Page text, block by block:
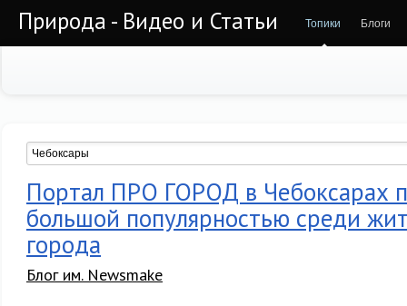
Природа - Видео и Статьи Топики Блоги
Портал ПРО ГОРОД в Чебоксарах
большой популярностью среди
города
Блог им. Newsmake